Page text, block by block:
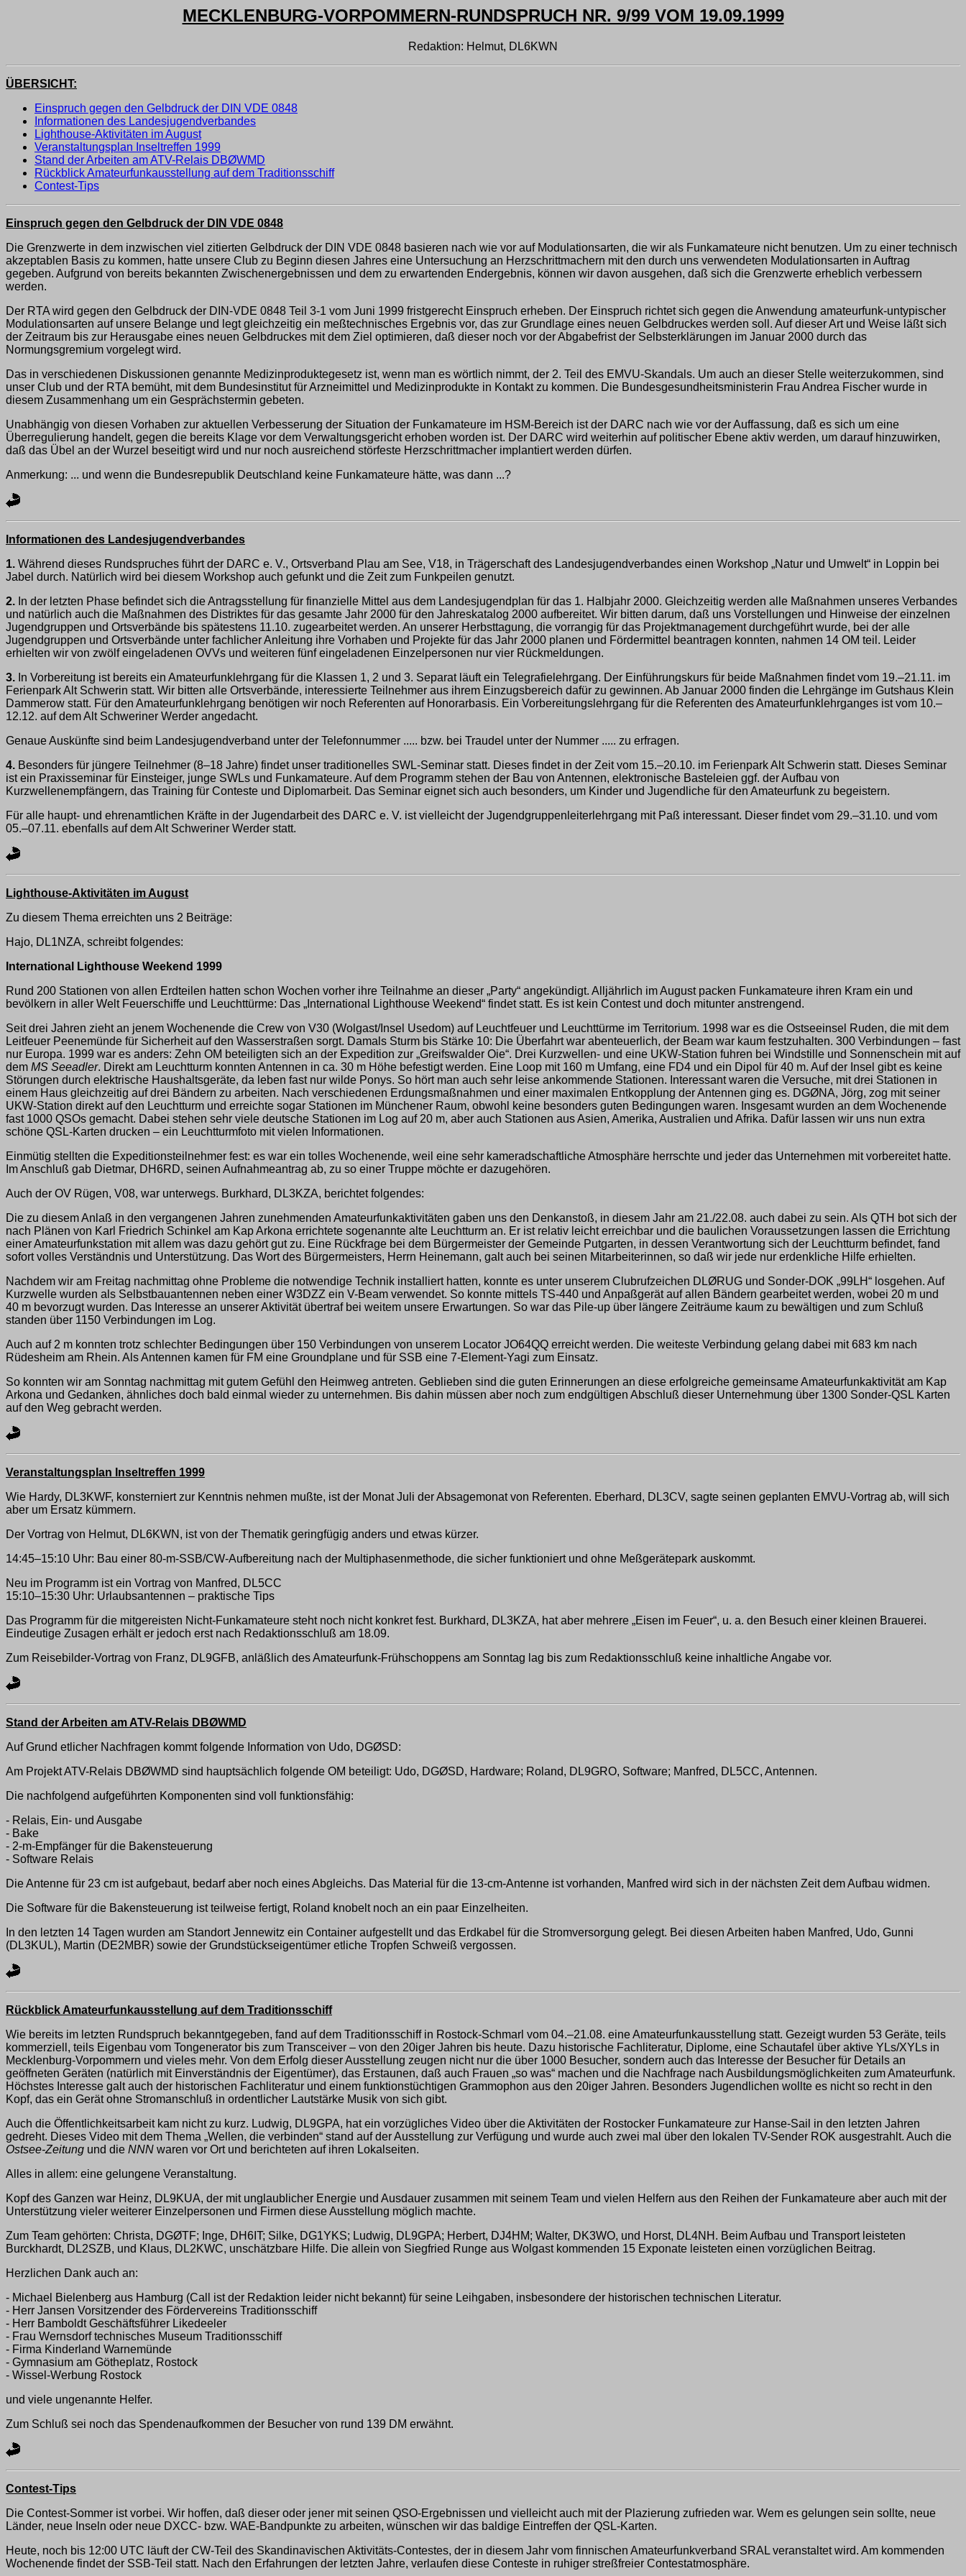
MECKLENBURG-VORPOMMERN-RUNDSPRUCH NR. 9/99 VOM 19.09.1999
Redaktion: Helmut, DL6KWN
ÜBERSICHT:
Einspruch gegen den Gelbdruck der DIN VDE 0848
Informationen des Landesjugendverbandes
Lighthouse-Aktivitäten im August
Veranstaltungsplan Inseltreffen 1999
Stand der Arbeiten am ATV-Relais DBØWMD
Rückblick Amateurfunkausstellung auf dem Traditionsschiff
Contest-Tips
Einspruch gegen den Gelbdruck der DIN VDE 0848
Die Grenzwerte in dem inzwischen viel zitierten Gelbdruck der DIN VDE 0848 basieren nach wie vor auf Modulationsarten, die wir als Funkamateure nicht benutzen. Um zu einer technisch
akzeptablen Basis zu kommen, hatte unsere Club zu Beginn diesen Jahres eine Untersuchung an Herzschrittmachern mit den durch uns verwendeten Modulationsarten in Auftrag
gegeben. Aufgrund von bereits bekannten Zwischenergebnissen und dem zu erwartenden Endergebnis, können wir davon ausgehen, daß sich die Grenzwerte erheblich verbessern
werden.
Der RTA wird gegen den Gelbdruck der DIN-VDE 0848 Teil 3-1 vom Juni 1999 fristgerecht Einspruch erheben. Der Einspruch richtet sich gegen die Anwendung amateurfunk-untypischer
Modulationsarten auf unsere Belange und legt gleichzeitig ein meßtechnisches Ergebnis vor, das zur Grundlage eines neuen Gelbdruckes werden soll. Auf dieser Art und Weise läßt sich
der Zeitraum bis zur Herausgabe eines neuen Gelbdruckes mit dem Ziel optimieren, daß dieser noch vor der Abgabefrist der Selbsterklärungen im Januar 2000 durch das
Normungsgremium vorgelegt wird.
Das in verschiedenen Diskussionen genannte Medizinproduktegesetz ist, wenn man es wörtlich nimmt, der 2. Teil des EMVU-Skandals. Um auch an dieser Stelle weiterzukommen, sind
unser Club und der RTA bemüht, mit dem Bundesinstitut für Arzneimittel und Medizinprodukte in Kontakt zu kommen. Die Bundesgesundheitsministerin Frau Andrea Fischer wurde in
diesem Zusammenhang um ein Gesprächstermin gebeten.
Unabhängig von diesen Vorhaben zur aktuellen Verbesserung der Situation der Funkamateure im HSM-Bereich ist der DARC nach wie vor der Auffassung, daß es sich um eine
Überregulierung handelt, gegen die bereits Klage vor dem Verwaltungsgericht erhoben worden ist. Der DARC wird weiterhin auf politischer Ebene aktiv werden, um darauf hinzuwirken,
daß das Übel an der Wurzel beseitigt wird und nur noch ausreichend störfeste Herzschrittmacher implantiert werden dürfen.
Anmerkung: ... und wenn die Bundesrepublik Deutschland keine Funkamateure hätte, was dann ...?
Informationen des Landesjugendverbandes
1. Während dieses Rundspruches führt der DARC e. V., Ortsverband Plau am See, V18, in Trägerschaft des Landesjugendverbandes einen Workshop „Natur und Umwelt“ in Loppin bei
Jabel durch. Natürlich wird bei diesem Workshop auch gefunkt und die Zeit zum Funkpeilen genutzt.
2. In der letzten Phase befindet sich die Antragsstellung für finanzielle Mittel aus dem Landesjugendplan für das 1. Halbjahr 2000. Gleichzeitig werden alle Maßnahmen unseres Verbandes
und natürlich auch die Maßnahmen des Distriktes für das gesamte Jahr 2000 für den Jahreskatalog 2000 aufbereitet. Wir bitten darum, daß uns Vorstellungen und Hinweise der einzelnen
Jugendgruppen und Ortsverbände bis spätestens 11.10. zugearbeitet werden. An unserer Herbsttagung, die vorrangig für das Projektmanagement durchgeführt wurde, bei der alle
Jugendgruppen und Ortsverbände unter fachlicher Anleitung ihre Vorhaben und Projekte für das Jahr 2000 planen und Fördermittel beantragen konnten, nahmen 14 OM teil. Leider
erhielten wir von zwölf eingeladenen OVVs und weiteren fünf eingeladenen Einzelpersonen nur vier Rückmeldungen.
3. In Vorbereitung ist bereits ein Amateurfunklehrgang für die Klassen 1, 2 und 3. Separat läuft ein Telegrafielehrgang. Der Einführungskurs für beide Maßnahmen findet vom 19.–21.11. im
Ferienpark Alt Schwerin statt. Wir bitten alle Ortsverbände, interessierte Teilnehmer aus ihrem Einzugsbereich dafür zu gewinnen. Ab Januar 2000 finden die Lehrgänge im Gutshaus Klein
Dammerow statt. Für den Amateurfunklehrgang benötigen wir noch Referenten auf Honorarbasis. Ein Vorbereitungslehrgang für die Referenten des Amateurfunklehrganges ist vom 10.–
12.12. auf dem Alt Schweriner Werder angedacht.
Genaue Auskünfte sind beim Landesjugendverband unter der Telefonnummer ..... bzw. bei Traudel unter der Nummer ..... zu erfragen.
4. Besonders für jüngere Teilnehmer (8–18 Jahre) findet unser traditionelles SWL-Seminar statt. Dieses findet in der Zeit vom 15.–20.10. im Ferienpark Alt Schwerin statt. Dieses Seminar
ist ein Praxisseminar für Einsteiger, junge SWLs und Funkamateure. Auf dem Programm stehen der Bau von Antennen, elektronische Basteleien ggf. der Aufbau von
Kurzwellenempfängern, das Training für Conteste und Diplomarbeit. Das Seminar eignet sich auch besonders, um Kinder und Jugendliche für den Amateurfunk zu begeistern.
Für alle haupt- und ehrenamtlichen Kräfte in der Jugendarbeit des DARC e. V. ist vielleicht der Jugendgruppenleiterlehrgang mit Paß interessant. Dieser findet vom 29.–31.10. und vom
05.–07.11. ebenfalls auf dem Alt Schweriner Werder statt.
Lighthouse-Aktivitäten im August
Zu diesem Thema erreichten uns 2 Beiträge:
Hajo, DL1NZA, schreibt folgendes:
International Lighthouse Weekend 1999
Rund 200 Stationen von allen Erdteilen hatten schon Wochen vorher ihre Teilnahme an dieser „Party“ angekündigt. Alljährlich im August packen Funkamateure ihren Kram ein und
bevölkern in aller Welt Feuerschiffe und Leuchttürme: Das „International Lighthouse Weekend“ findet statt. Es ist kein Contest und doch mitunter anstrengend.
Seit drei Jahren zieht an jenem Wochenende die Crew von V30 (Wolgast/Insel Usedom) auf Leuchtfeuer und Leuchttürme im Territorium. 1998 war es die Ostseeinsel Ruden, die mit dem
Leitfeuer Peenemünde für Sicherheit auf den Wasserstraßen sorgt. Damals Sturm bis Stärke 10: Die Überfahrt war abenteuerlich, der Beam war kaum festzuhalten. 300 Verbindungen – fast
nur Europa. 1999 war es anders: Zehn OM beteiligten sich an der Expedition zur „Greifswalder Oie“. Drei Kurzwellen- und eine UKW-Station fuhren bei Windstille und Sonnenschein mit auf
dem MS Seeadler. Direkt am Leuchtturm konnten Antennen in ca. 30 m Höhe befestigt werden. Eine Loop mit 160 m Umfang, eine FD4 und ein Dipol für 40 m. Auf der Insel gibt es keine
Störungen durch elektrische Haushaltsgeräte, da leben fast nur wilde Ponys. So hört man auch sehr leise ankommende Stationen. Interessant waren die Versuche, mit drei Stationen in
einem Haus gleichzeitig auf drei Bändern zu arbeiten. Nach verschiedenen Erdungsmaßnahmen und einer maximalen Entkopplung der Antennen ging es. DGØNA, Jörg, zog mit seiner
UKW-Station direkt auf den Leuchtturm und erreichte sogar Stationen im Münchener Raum, obwohl keine besonders guten Bedingungen waren. Insgesamt wurden an dem Wochenende
fast 1000 QSOs gemacht. Dabei stehen sehr viele deutsche Stationen im Log auf 20 m, aber auch Stationen aus Asien, Amerika, Australien und Afrika. Dafür lassen wir uns nun extra
schöne QSL-Karten drucken – ein Leuchtturmfoto mit vielen Informationen.
Einmütig stellten die Expeditionsteilnehmer fest: es war ein tolles Wochenende, weil eine sehr kameradschaftliche Atmosphäre herrschte und jeder das Unternehmen mit vorbereitet hatte.
Im Anschluß gab Dietmar, DH6RD, seinen Aufnahmeantrag ab, zu so einer Truppe möchte er dazugehören.
Auch der OV Rügen, V08, war unterwegs. Burkhard, DL3KZA, berichtet folgendes:
Die zu diesem Anlaß in den vergangenen Jahren zunehmenden Amateurfunkaktivitäten gaben uns den Denkanstoß, in diesem Jahr am 21./22.08. auch dabei zu sein. Als QTH bot sich der
nach Plänen von Karl Friedrich Schinkel am Kap Arkona errichtete sogenannte alte Leuchtturm an. Er ist relativ leicht erreichbar und die baulichen Voraussetzungen lassen die Errichtung
einer Amateurfunkstation mit allem was dazu gehört gut zu. Eine Rückfrage bei dem Bürgermeister der Gemeinde Putgarten, in dessen Verantwortung sich der Leuchtturm befindet, fand
sofort volles Verständnis und Unterstützung. Das Wort des Bürgermeisters, Herrn Heinemann, galt auch bei seinen Mitarbeiterinnen, so daß wir jede nur erdenkliche Hilfe erhielten.
Nachdem wir am Freitag nachmittag ohne Probleme die notwendige Technik installiert hatten, konnte es unter unserem Clubrufzeichen DLØRUG und Sonder-DOK „99LH“ losgehen. Auf
Kurzwelle wurden als Selbstbauantennen neben einer W3DZZ ein V-Beam verwendet. So konnte mittels TS-440 und Anpaßgerät auf allen Bändern gearbeitet werden, wobei 20 m und
40 m bevorzugt wurden. Das Interesse an unserer Aktivität übertraf bei weitem unsere Erwartungen. So war das Pile-up über längere Zeiträume kaum zu bewältigen und zum Schluß
standen über 1150 Verbindungen im Log.
Auch auf 2 m konnten trotz schlechter Bedingungen über 150 Verbindungen von unserem Locator JO64QQ erreicht werden. Die weiteste Verbindung gelang dabei mit 683 km nach
Rüdesheim am Rhein. Als Antennen kamen für FM eine Groundplane und für SSB eine 7-Element-Yagi zum Einsatz.
So konnten wir am Sonntag nachmittag mit gutem Gefühl den Heimweg antreten. Geblieben sind die guten Erinnerungen an diese erfolgreiche gemeinsame Amateurfunkaktivität am Kap
Arkona und Gedanken, ähnliches doch bald einmal wieder zu unternehmen. Bis dahin müssen aber noch zum endgültigen Abschluß dieser Unternehmung über 1300 Sonder-QSL Karten
auf den Weg gebracht werden.
Veranstaltungsplan Inseltreffen 1999
Wie Hardy, DL3KWF, konsterniert zur Kenntnis nehmen mußte, ist der Monat Juli der Absagemonat von Referenten. Eberhard, DL3CV, sagte seinen geplanten EMVU-Vortrag ab, will sich
aber um Ersatz kümmern.
Der Vortrag von Helmut, DL6KWN, ist von der Thematik geringfügig anders und etwas kürzer.
14:45–15:10 Uhr: Bau einer 80-m-SSB/CW-Aufbereitung nach der Multiphasenmethode, die sicher funktioniert und ohne Meßgerätepark auskommt.
Neu im Programm ist ein Vortrag von Manfred, DL5CC
15:10–15:30 Uhr: Urlaubsantennen – praktische Tips
Das Programm für die mitgereisten Nicht-Funkamateure steht noch nicht konkret fest. Burkhard, DL3KZA, hat aber mehrere „Eisen im Feuer“, u. a. den Besuch einer kleinen Brauerei.
Eindeutige Zusagen erhält er jedoch erst nach Redaktionsschluß am 18.09.
Zum Reisebilder-Vortrag von Franz, DL9GFB, anläßlich des Amateurfunk-Frühschoppens am Sonntag lag bis zum Redaktionsschluß keine inhaltliche Angabe vor.
Stand der Arbeiten am ATV-Relais DBØWMD
Auf Grund etlicher Nachfragen kommt folgende Information von Udo, DGØSD:
Am Projekt ATV-Relais DBØWMD sind hauptsächlich folgende OM beteiligt: Udo, DGØSD, Hardware; Roland, DL9GRO, Software; Manfred, DL5CC, Antennen.
Die nachfolgend aufgeführten Komponenten sind voll funktionsfähig:
- Relais, Ein- und Ausgabe
- Bake
- 2-m-Empfänger für die Bakensteuerung
- Software Relais
Die Antenne für 23 cm ist aufgebaut, bedarf aber noch eines Abgleichs. Das Material für die 13-cm-Antenne ist vorhanden, Manfred wird sich in der nächsten Zeit dem Aufbau widmen.
Die Software für die Bakensteuerung ist teilweise fertigt, Roland knobelt noch an ein paar Einzelheiten.
In den letzten 14 Tagen wurden am Standort Jennewitz ein Container aufgestellt und das Erdkabel für die Stromversorgung gelegt. Bei diesen Arbeiten haben Manfred, Udo, Gunni
(DL3KUL), Martin (DE2MBR) sowie der Grundstückseigentümer etliche Tropfen Schweiß vergossen.
Rückblick Amateurfunkausstellung auf dem Traditionsschiff
Wie bereits im letzten Rundspruch bekanntgegeben, fand auf dem Traditionsschiff in Rostock-Schmarl vom 04.–21.08. eine Amateurfunkausstellung statt. Gezeigt wurden 53 Geräte, teils
kommerziell, teils Eigenbau vom Tongenerator bis zum Transceiver – von den 20iger Jahren bis heute. Dazu historische Fachliteratur, Diplome, eine Schautafel über aktive YLs/XYLs in
Mecklenburg-Vorpommern und vieles mehr. Von dem Erfolg dieser Ausstellung zeugen nicht nur die über 1000 Besucher, sondern auch das Interesse der Besucher für Details an
geöffneten Geräten (natürlich mit Einverständnis der Eigentümer), das Erstaunen, daß auch Frauen „so was“ machen und die Nachfrage nach Ausbildungsmöglichkeiten zum Amateurfunk.
Höchstes Interesse galt auch der historischen Fachliteratur und einem funktionstüchtigen Grammophon aus den 20iger Jahren. Besonders Jugendlichen wollte es nicht so recht in den
Kopf, das ein Gerät ohne Stromanschluß in ordentlicher Lautstärke Musik von sich gibt.
Auch die Öffentlichkeitsarbeit kam nicht zu kurz. Ludwig, DL9GPA, hat ein vorzügliches Video über die Aktivitäten der Rostocker Funkamateure zur Hanse-Sail in den letzten Jahren
gedreht. Dieses Video mit dem Thema „Wellen, die verbinden“ stand auf der Ausstellung zur Verfügung und wurde auch zwei mal über den lokalen TV-Sender ROK ausgestrahlt. Auch die
Ostsee-Zeitung und die NNN waren vor Ort und berichteten auf ihren Lokalseiten.
Alles in allem: eine gelungene Veranstaltung.
Kopf des Ganzen war Heinz, DL9KUA, der mit unglaublicher Energie und Ausdauer zusammen mit seinem Team und vielen Helfern aus den Reihen der Funkamateure aber auch mit der
Unterstützung vieler weiterer Einzelpersonen und Firmen diese Ausstellung möglich machte.
Zum Team gehörten: Christa, DGØTF; Inge, DH6IT; Silke, DG1YKS; Ludwig, DL9GPA; Herbert, DJ4HM; Walter, DK3WO, und Horst, DL4NH. Beim Aufbau und Transport leisteten
Burckhardt, DL2SZB, und Klaus, DL2KWC, unschätzbare Hilfe. Die allein von Siegfried Runge aus Wolgast kommenden 15 Exponate leisteten einen vorzüglichen Beitrag.
Herzlichen Dank auch an:
- Michael Bielenberg aus Hamburg (Call ist der Redaktion leider nicht bekannt) für seine Leihgaben, insbesondere der historischen technischen Literatur.
- Herr Jansen Vorsitzender des Fördervereins Traditionsschiff
- Herr Bamboldt Geschäftsführer Likedeeler
- Frau Wernsdorf technisches Museum Traditionsschiff
- Firma Kinderland Warnemünde
- Gymnasium am Götheplatz, Rostock
- Wissel-Werbung Rostock
und viele ungenannte Helfer.
Zum Schluß sei noch das Spendenaufkommen der Besucher von rund 139 DM erwähnt.
Contest-Tips
Die Contest-Sommer ist vorbei. Wir hoffen, daß dieser oder jener mit seinen QSO-Ergebnissen und vielleicht auch mit der Plazierung zufrieden war. Wem es gelungen sein sollte, neue
Länder, neue Inseln oder neue DXCC- bzw. WAE-Bandpunkte zu arbeiten, wünschen wir das baldige Eintreffen der QSL-Karten.
Heute, noch bis 12:00 UTC läuft der CW-Teil des Skandinavischen Aktivitäts-Contestes, der in diesem Jahr vom finnischen Amateurfunkverband SRAL veranstaltet wird. Am kommenden
Wochenende findet der SSB-Teil statt. Nach den Erfahrungen der letzten Jahre, verlaufen diese Conteste in ruhiger streßfreier Contestatmosphäre.